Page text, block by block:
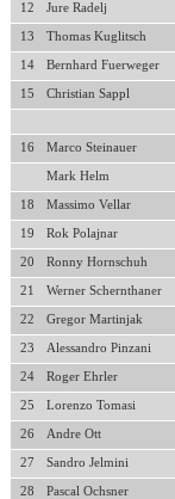
12 Jure Radelj
13 Thomas Kuglitsch
14 Bernhard Fuerweger
15 Christian Sappl
16 Marco Steinauer
Mark Helm
18 Massimo Vellar
19 Rok Polajnar
20 Ronny Hornschuh
21 Werner Schernthaner
22 Gregor Martinjak
23 Alessandro Pinzani
24 Roger Ehrler
25 Lorenzo Tomasi
26 Andre Ott
27 Sandro Jelmini
28 Pascal Ochsner